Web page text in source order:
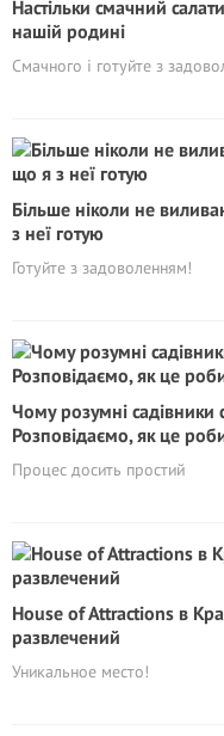
Настільки смачний
нашій родині
Смачного і готуйте з
Більше ніколи не
з неї готую
Готуйте з задоволенням!
Чому розумні садівники
Розповідаємо, як це
Процес досить простий
House of Attractions в
развлечений
Уникальное место!